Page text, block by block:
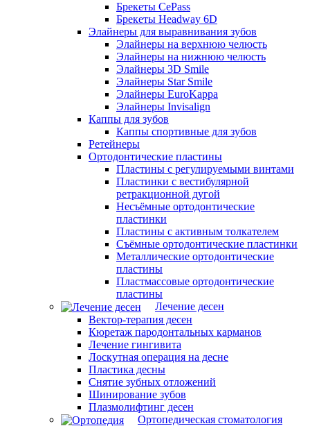
Брекеты CePass
Брекеты Headway 6D
Элайнеры для выравнивания зубов
Элайнеры на верхнюю челюсть
Элайнеры на нижнюю челюсть
Элайнеры 3D Smile
Элайнеры Star Smile
Элайнеры EuroKappa
Элайнеры Invisalign
Каппы для зубов
Каппы спортивные для зубов
Ретейнеры
Ортодонтические пластины
Пластины с регулируемыми винтами
Пластинки с вестибулярной
ретракционной дугой
Несъёмные ортодонтические
пластинки
Пластины с активным толкателем
Съёмные ортодонтические пластинки
Металлические ортодонтические
пластины
Пластмассовые ортодонтические
пластины
Лечение десен
Вектор-терапия десен
Кюретаж пародонтальных карманов
Лечение гингивита
Лоскутная операция на десне
Пластика десны
Снятие зубных отложений
Шинирование зубов
Плазмолифтинг десен
Ортопедическая стоматология